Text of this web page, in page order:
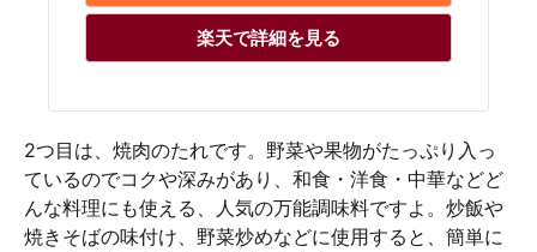
楽天で詳細を見る
2つ目は、焼肉のたれです。野菜や果物がたっぷり入っ
ているのでコクや深みがあり、和食・洋食・中華などど
んな料理にも使える、人気の万能調味料ですよ。炒飯や
焼きそばの味付け、野菜炒めなどに使用すると、簡単に